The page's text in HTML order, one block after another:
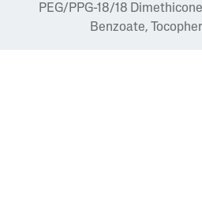
PEG/PPG-18/18
Benzoate,